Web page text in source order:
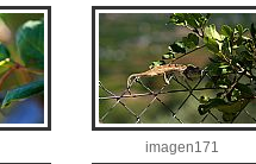
imagen171